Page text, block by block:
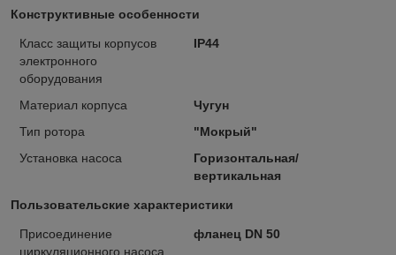
Конструктивные особенности
Класс защиты корпусов
электронного
оборудования
IP44
Материал корпуса
Чугун
Тип ротора
"Мокрый"
Установка насоса
Горизонтальная/
вертикальная
Пользовательские характеристики
Присоединение
циркуляционного насоса
фланец DN 50